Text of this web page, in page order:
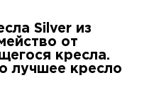
Silver из
от
кресла.
лучшее кресло